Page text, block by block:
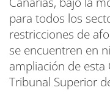
para todos los
restricciones de
se encuentren en
ampliación de
Tribunal Superior